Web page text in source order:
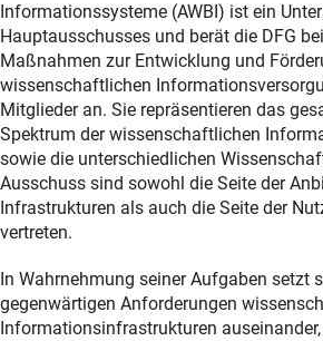
Informationssysteme (AWBI) ist ein
Hauptausschusses und berät die DFG
Maßnahmen zur Entwicklung und
wissenschaftlichen
Mitglieder an. Sie repräsentieren das
Spektrum der wissenschaftlichen
sowie die unterschiedlichen
Ausschuss sind sowohl die Seite der
Infrastrukturen als auch die Seite der
vertreten.
In Wahrnehmung seiner Aufgaben setzt
gegenwärtigen Anforderungen
Informationsinfrastrukturen